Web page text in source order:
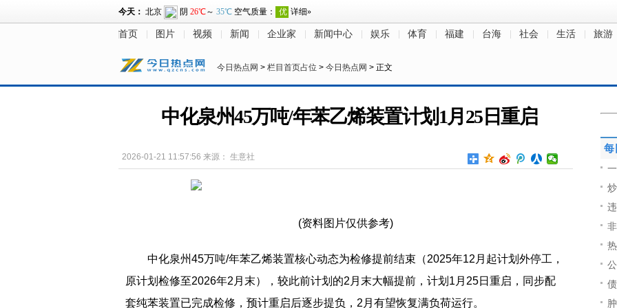
首页 图片 视频 新闻 企业家 新闻中心 娱乐 体育 福建 台海 社会 生活 旅游
今日热点网 > 栏目首页占位 > 今日热点网 > 正文
中化泉州45万吨/年苯乙烯装置计划1月25日重启
2026-01-21 11:57:56 来源： 生意社
(资料图片仅供参考)
中化泉州45万吨/年苯乙烯装置核心动态为检修提前结束（2025年12月起计划外停工，
原计划检修至2026年2月末），较此前计划的2月末大幅提前，计划1月25日重启，同步配
套纯苯装置已完成检修，预计重启后逐步提负，2月有望恢复满负荷运行。
每